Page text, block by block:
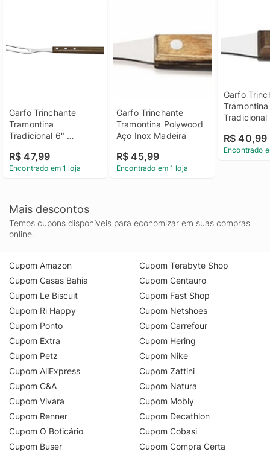
Garfo Trinchante
Tramontina
Tradicional 6"
R$ 47,99
Encontrado em 1 loja
Garfo Trinchante
Tramontina Polywood
Aço Inox Madeira
R$ 45,99
Encontrado em 1 loja
Garfo
Tramontina
Tradicional
R$ 40,99
Encontrado
Mais descontos
Temos cupons disponíveis para economizar em suas compras
online.
Cupom Amazon
Cupom Casas Bahia
Cupom Le Biscuit
Cupom Ri Happy
Cupom Ponto
Cupom Extra
Cupom Petz
Cupom AliExpress
Cupom C&A
Cupom Vivara
Cupom Renner
Cupom O Boticário
Cupom Buser
Cupom Terabyte Shop
Cupom Centauro
Cupom Fast Shop
Cupom Netshoes
Cupom Carrefour
Cupom Hering
Cupom Nike
Cupom Zattini
Cupom Natura
Cupom Mobly
Cupom Decathlon
Cupom Cobasi
Cupom Compra Certa